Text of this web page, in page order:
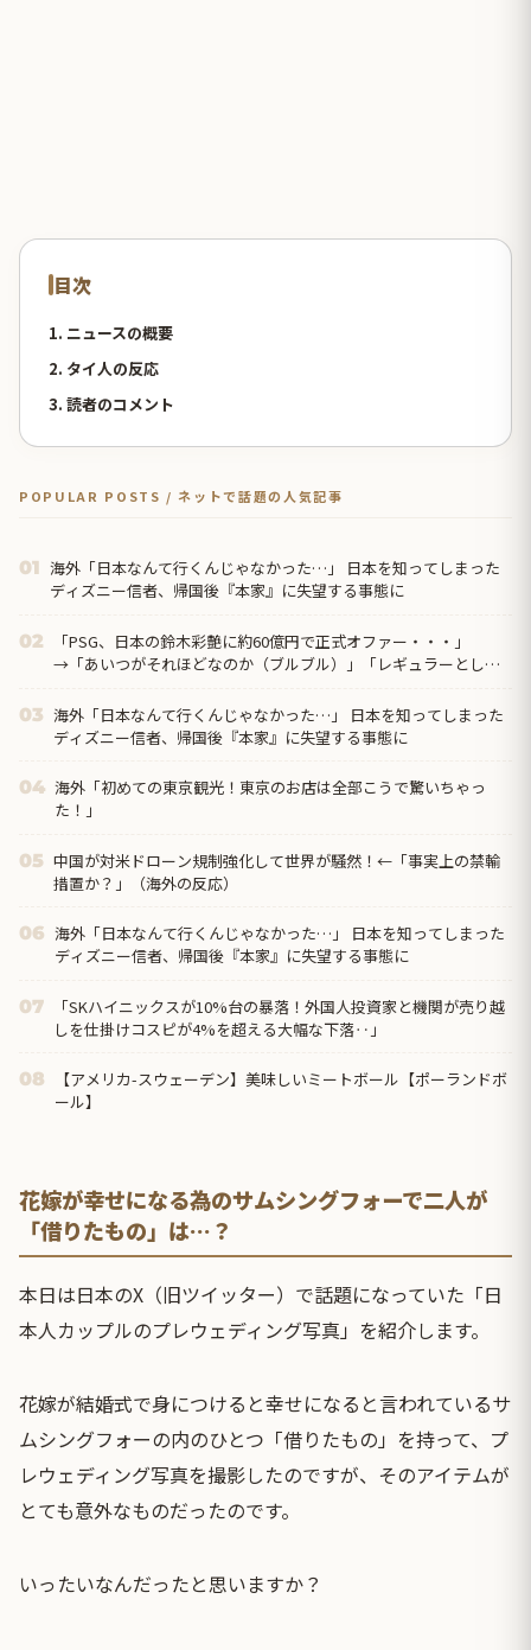
目次
1. ニュースの概要
2. タイ人の反応
3. 読者のコメント
POPULAR POSTS / ネットで話題の人気記事
01 海外「日本なんて行くんじゃなかった…」 日本を知ってしまった
ディズニー信者、帰国後『本家』に失望する事態に
02
「PSG、日本の鈴木彩艶に約60億円で正式オファー・・・」
→「あいつがそれほどなのか（ブルブル）」「レギュラーとして
03 海外「日本なんて行くんじゃなかった…」 日本を知ってしまった
ディズニー信者、帰国後『本家』に失望する事態に
04 海外「初めての東京観光！東京のお店は全部こうで驚いちゃっ
た！」
05 中国が対米ドローン規制強化して世界が騒然！←「事実上の禁輸
措置か？」（海外の反応）
06 海外「日本なんて行くんじゃなかった…」 日本を知ってしまった
ディズニー信者、帰国後『本家』に失望する事態に
07
「SKハイニックスが10%台の暴落！外国人投資家と機関が売り越
しを仕掛けコスピが4%を超える大幅な下落‥」
08
【アメリカ-スウェーデン】美味しいミートボール【ポーランドボ
ール】
花嫁が幸せになる為のサムシングフォーで二人が
「借りたもの」は…？
本日は日本のX（旧ツイッター）で話題になっていた「日
本人カップルのプレウェディング写真」を紹介します。
花嫁が結婚式で身につけると幸せになると言われているサ
ムシングフォーの内のひとつ「借りたもの」を持って、プ
レウェディング写真を撮影したのですが、そのアイテムが
とても意外なものだったのです。
いったいなんだったと思いますか？